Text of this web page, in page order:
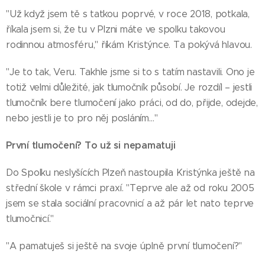
"Už když jsem tě s taťkou poprvé, v roce 2018, potkala,
říkala jsem si, že tu v Plzni máte ve spolku takovou
rodinnou atmosféru," říkám Kristýnce. Ta pokývá hlavou.
"Je to tak, Veru. Takhle jsme si to s tatím nastavili. Ono je
totiž velmi důležité, jak tlumočník působí. Je rozdíl – jestli
tlumočník bere tlumočení jako práci, od do, přijde, odejde,
nebo jestli je to pro něj posláním…"
První tlumočení? To už si nepamatuji
Do Spolku neslyšících Plzeň nastoupila Kristýnka ještě na
střední škole v rámci praxí. "Teprve ale až od roku 2005
jsem se stala sociální pracovnicí a až pár let nato teprve
tlumočnicí."
"A pamatuješ si ještě na svoje úplně první tlumočení?"